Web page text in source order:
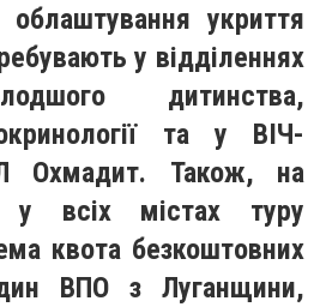
облаштування укриття
у відділеннях
дитинства,
та у ВІЧ-
Охмадит. Також, на
у всіх містах туру
квота безкоштовних
ВПО з Луганщини,